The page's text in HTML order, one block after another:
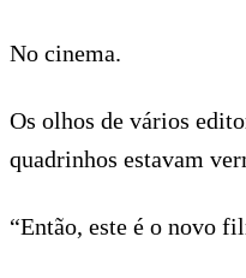
No cinema.
Os olhos de vários
quadrinhos estavam
“Então, este é o novo